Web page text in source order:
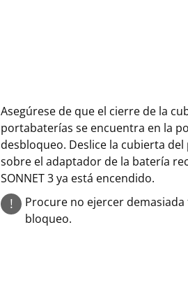
Asegúrese de que el cierre de la
portabaterías se encuentra en la
desbloqueo. Deslice la cubierta
sobre el adaptador de la batería
SONNET 3 ya está encendido.
!
Procure no ejercer
bloqueo.